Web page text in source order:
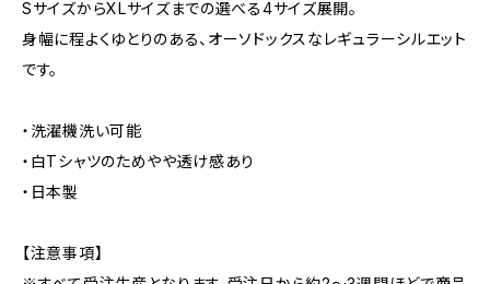
SサイズからXLサイズまでの選べる4サイズ展開。
身幅に程よくゆとりのある、オーソドックスなレギュラーシルエット
です。
・洗濯機洗い可能
・白Tシャツのためやや透け感あり
・日本製
【注意事項】